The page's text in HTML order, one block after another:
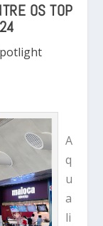
OS TOP
A
q
u
a
li